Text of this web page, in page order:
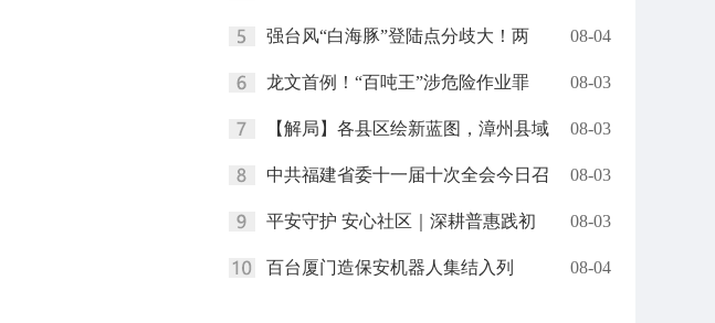
强台风“白海豚”登陆点分歧大！两 08-04
龙文首例！“百吨王”涉危险作业罪 08-03
【解局】各县区绘新蓝图，漳州县域 08-03
中共福建省委十一届十次全会今日召 08-03
平安守护 安心社区｜深耕普惠践初 08-03
百台厦门造保安机器人集结入列 08-04